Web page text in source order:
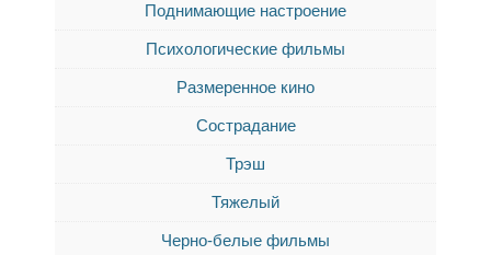
Поднимающие настроение
Психологические фильмы
Размеренное кино
Сострадание
Трэш
Тяжелый
Черно-белые фильмы